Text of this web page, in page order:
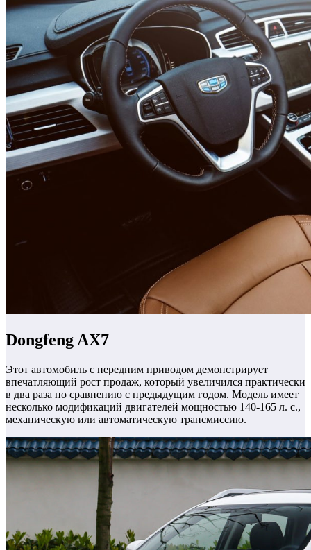
Dongfeng AX7
Этот автомобиль с передним приводом демонстрирует
впечатляющий рост продаж, который увеличился практически
в два раза по сравнению с предыдущим годом. Модель имеет
несколько модификаций двигателей мощностью 140-165 л. с.,
механическую или автоматическую трансмиссию.